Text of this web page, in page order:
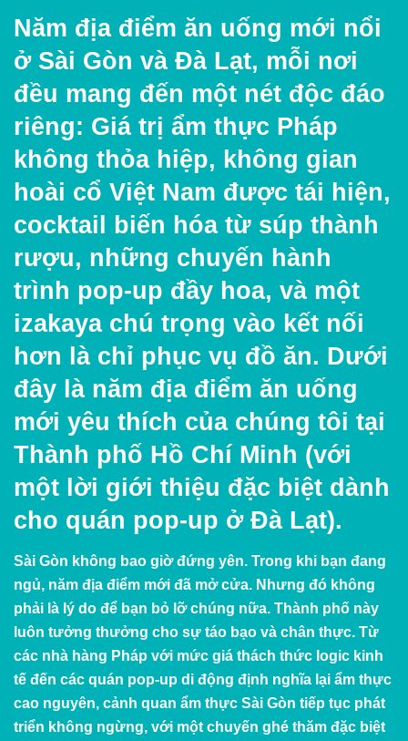
Năm địa điểm ăn uống mới nổi
ở Sài Gòn và Đà Lạt, mỗi nơi
đều mang đến một nét độc đáo
riêng: Giá trị ẩm thực Pháp
không thỏa hiệp, không gian
hoài cổ Việt Nam được tái hiện,
cocktail biến hóa từ súp thành
rượu, những chuyến hành
trình pop-up đầy hoa, và một
izakaya chú trọng vào kết nối
hơn là chỉ phục vụ đồ ăn. Dưới
đây là năm địa điểm ăn uống
mới yêu thích của chúng tôi tại
Thành phố Hồ Chí Minh (với
một lời giới thiệu đặc biệt dành
cho quán pop-up ở Đà Lạt).
Sài Gòn không bao giờ đứng yên. Trong khi bạn đang
ngủ, năm địa điểm mới đã mở cửa. Nhưng đó không
phải là lý do để bạn bỏ lỡ chúng nữa. Thành phố này
luôn tưởng thưởng cho sự táo bạo và chân thực. Từ
các nhà hàng Pháp với mức giá thách thức logic kinh
tế đến các quán pop-up di động định nghĩa lại ẩm thực
cao nguyên, cảnh quan ẩm thực Sài Gòn tiếp tục phát
triển không ngừng, với một chuyến ghé thăm đặc biệt